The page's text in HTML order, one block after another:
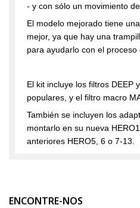
- y con sólo un movimiento
El modelo mejorado tiene
mejor, ya que hay una
para ayudarlo con el proceso
El kit incluye los filtros DEEP
populares, y el filtro macro
También se incluyen los
montarlo en su nueva
anteriores HERO5, 6 o 7-13.
ENCONTRE-NOS